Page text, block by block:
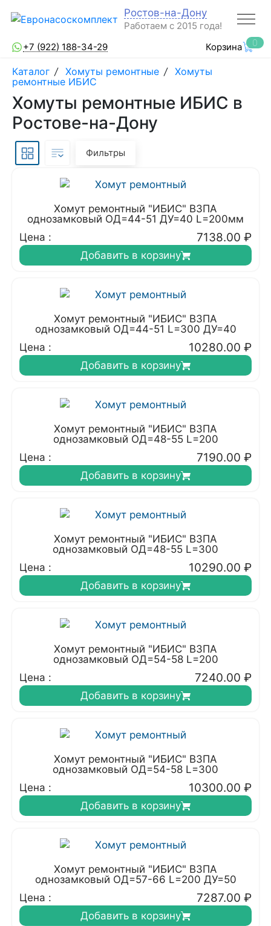
Ростов-на-Дону
Работаем с 2015 года!
+7 (922) 188-34-29
Корзина 0
Каталог / Хомуты ремонтные / Хомуты
ремонтные ИБИС
Хомуты ремонтные ИБИС в
Ростове-на-Дону
Фильтры
Хомут ремонтный "ИБИС" ВЗПА
однозамковый ОД=44-51 ДУ=40 L=200мм
Цена :
7138.00 ₽
Добавить в корзину
Хомут ремонтный "ИБИС" ВЗПА
однозамковый ОД=44-51 L=300 ДУ=40
Цена :
10280.00 ₽
Добавить в корзину
Хомут ремонтный "ИБИС" ВЗПА
однозамковый ОД=48-55 L=200
Цена :
7190.00 ₽
Добавить в корзину
Хомут ремонтный "ИБИС" ВЗПА
однозамковый ОД=48-55 L=300
Цена :
10290.00 ₽
Добавить в корзину
Хомут ремонтный "ИБИС" ВЗПА
однозамковый ОД=54-58 L=200
Цена :
7240.00 ₽
Добавить в корзину
Хомут ремонтный "ИБИС" ВЗПА
однозамковый ОД=54-58 L=300
Цена :
10300.00 ₽
Добавить в корзину
Хомут ремонтный "ИБИС" ВЗПА
однозамковый ОД=57-66 L=200 ДУ=50
Цена :
7287.00 ₽
Добавить в корзину